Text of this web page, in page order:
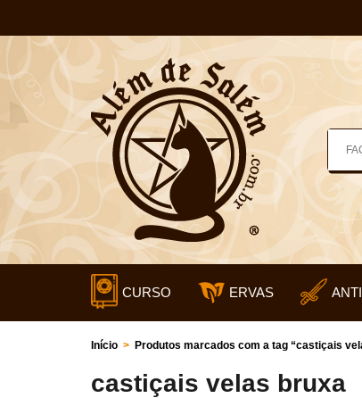
CURSO ERVAS
Início > Produtos marcados com a tag “castiçais
castiçais velas bruxa